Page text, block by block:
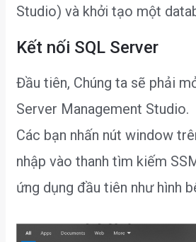
Studio) và khởi tạo một
Kết nối SQL Server
Đầu tiên, Chúng ta sẽ phải
Server Management Studio.
Các bạn nhấn nút window
nhập vào thanh tìm kiếm
ứng dụng đầu tiên như hình